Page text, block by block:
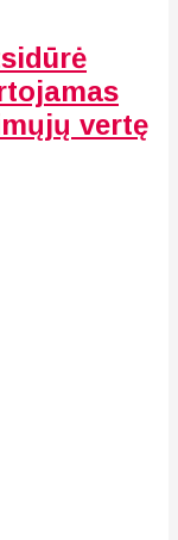
vertę